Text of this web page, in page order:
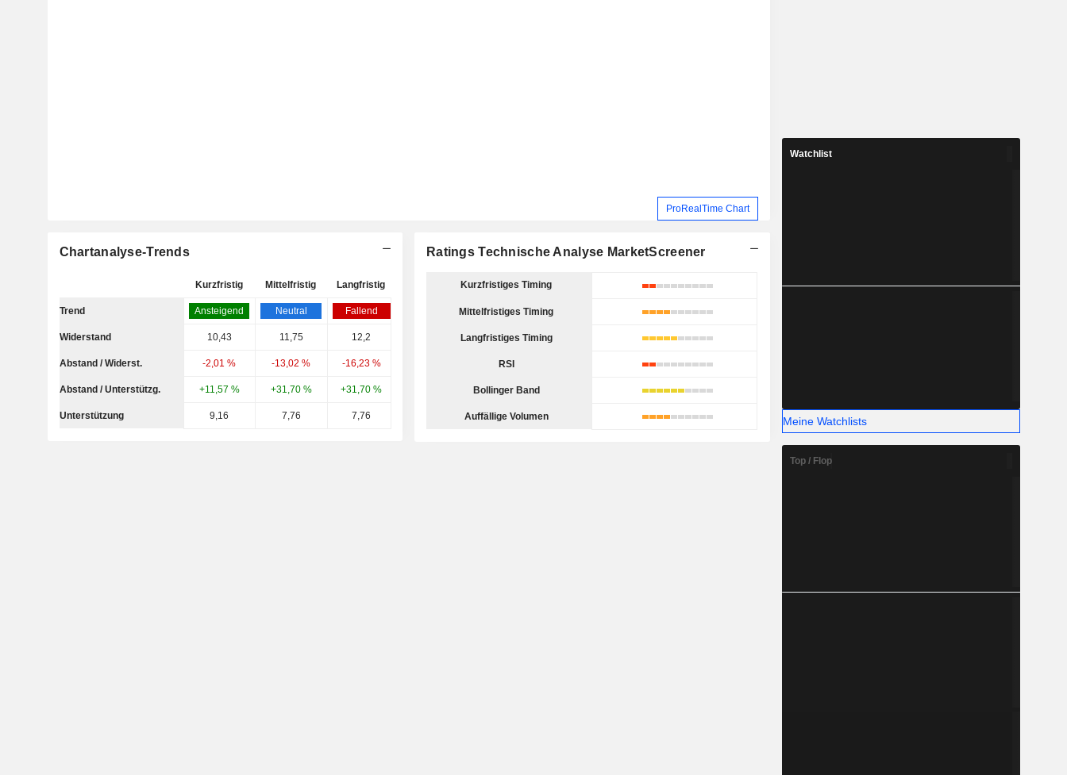
ProRealTime Chart
Chartanalyse-Trends
Kurzfristig Mittelfristig Langfristig
Trend Ansteigend Neutral Fallend
Widerstand 10,43 11,75 12,2
Abstand / Widerst. -2,01 % -13,02 % -16,23 %
Abstand / Unterstützg. +11,57 % +31,70 % +31,70 %
Unterstützung 9,16 7,76 7,76
Ratings Technische Analyse MarketScreener
Kurzfristiges Timing
Mittelfristiges Timing
Langfristiges Timing
RSI
Bollinger Band
Auffällige Volumen
Watchlist
Meine Watchlists
Top / Flop